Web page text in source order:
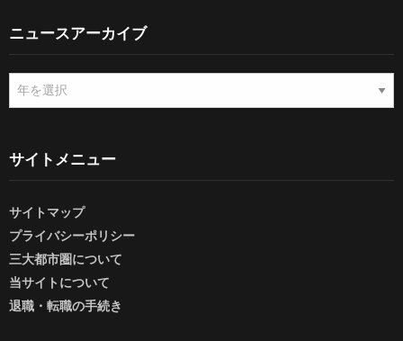
ニュースアーカイブ
ア
イ
ブ
サイトメニュー
サイトマップ
プライバシーポリシー
三大都市圏について
当サイトについて
退職・転職の手続き